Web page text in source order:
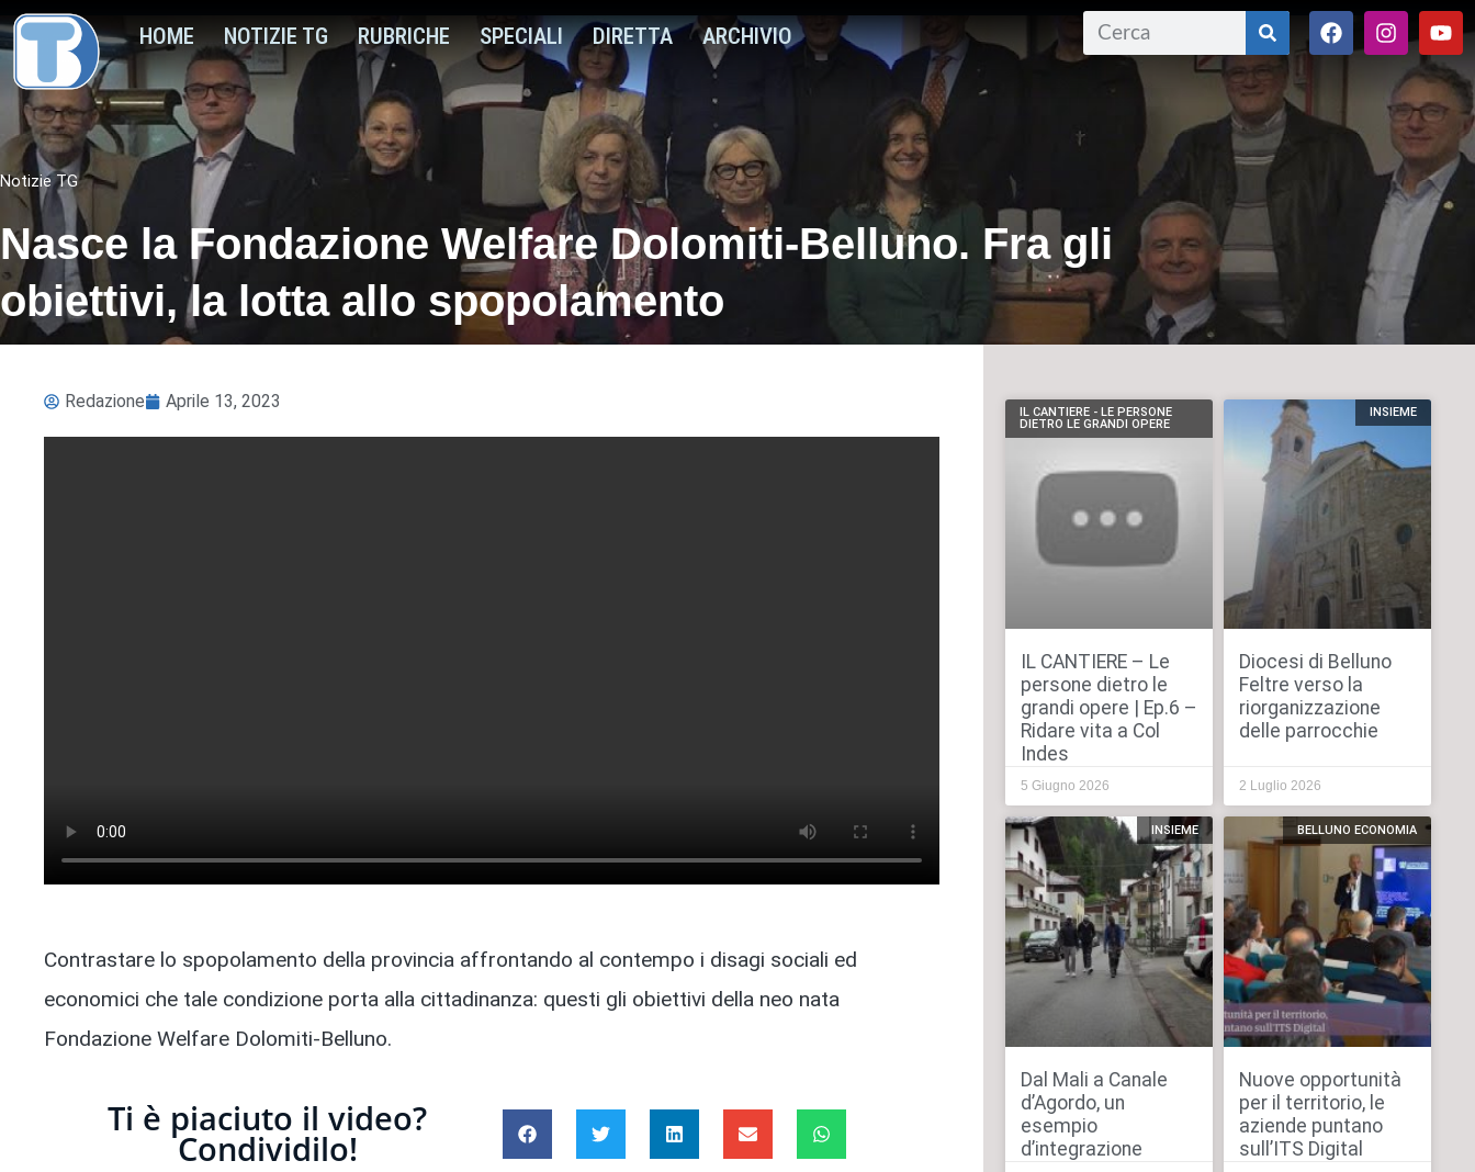
HOME NOTIZIE TG RUBRICHE SPECIALI DIRETTA ARCHIVIO
Notizie TG
Nasce la Fondazione Welfare Dolomiti-Belluno. Fra gli
obiettivi, la lotta allo spopolamento
Redazione Aprile 13, 2023
Contrastare lo spopolamento della provincia affrontando al contempo i disagi sociali ed
economici che tale condizione porta alla cittadinanza: questi gli obiettivi della neo nata
Fondazione Welfare Dolomiti-Belluno.
Ti è piaciuto il video?
Condividilo!
IL CANTIERE - LE PERSONE
DIETRO LE GRANDI OPERE
IL CANTIERE – Le
persone dietro le
grandi opere | Ep.6 –
Ridare vita a Col
Indes
5 Giugno 2026
INSIEME
Diocesi di Belluno
Feltre verso la
riorganizzazione
delle parrocchie
2 Luglio 2026
INSIEME
Dal Mali a Canale
d’Agordo, un
esempio
d’integrazione
BELLUNO ECONOMIA
Nuove opportunità
per il territorio, le
aziende puntano
sull’ITS Digital